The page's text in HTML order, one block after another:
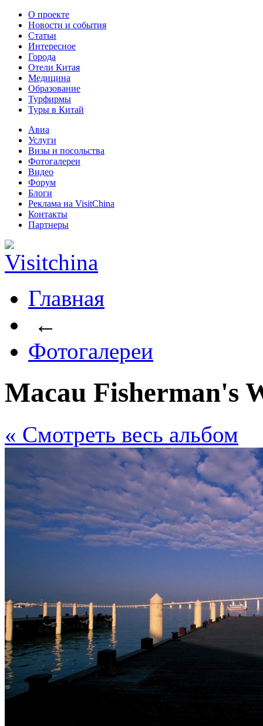
О проекте
Новости и события
Статьи
Интересное
Города
Отели Китая
Медицина
Образование
Турфирмы
Туры в Китай
Авиа
Услуги
Визы и посольства
Фотогалереи
Видео
Форум
Блоги
Реклама на VisitChina
Контакты
Партнеры
Главная
←
Фотогалереи
Macau Fisherman's
« Cмотреть весь альбом